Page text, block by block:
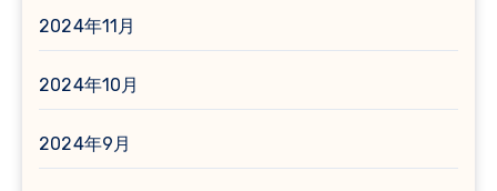
2024年11月
2024年10月
2024年9月